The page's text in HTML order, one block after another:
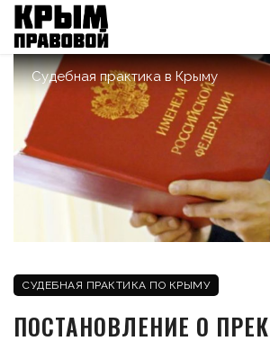
Судебная практика в Крыму
СУДЕБНАЯ ПРАКТИКА ПО КРЫМУ
ПОСТАНОВЛЕНИЕ О